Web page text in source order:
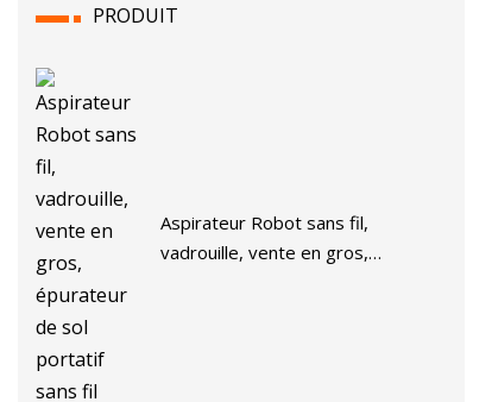
PRODUIT
Aspirateur Robot sans fil,
vadrouille, vente en gros,